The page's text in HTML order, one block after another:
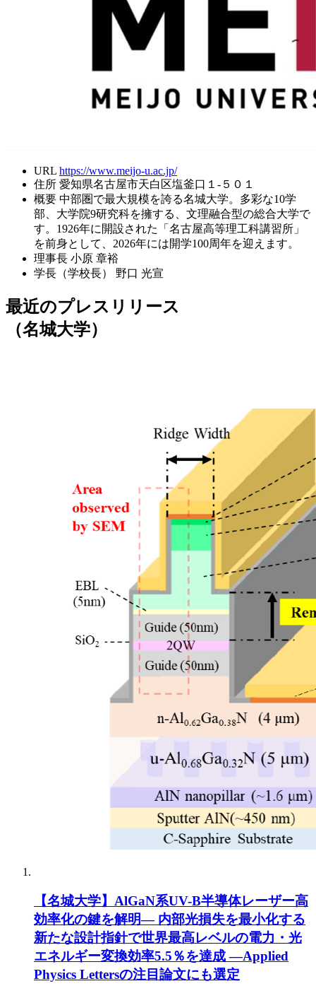
URL https://www.meijo-u.ac.jp/
住所 愛知県名古屋市天白区塩釜口１-５０１
概要 中部圏で最大規模を誇る名城大学。多彩な10学
部、大学院9研究科を擁する、文理融合型の総合大学で
す。1926年に開設された「名古屋高等理工科講習所」
を前身として、2026年には開学100周年を迎えます。
理事長 小原 章裕
学長（学校長）
野口 光宣
最近のプレスリリース
（名城大学）
【名城大学】AlGaN系UV-B半導体レーザー高
効率化の鍵を解明― 内部光損失を最小化する
新たな設計指針で世界最高レベルの電力・光
エネルギー変換効率5.5％を達成 ―Applied
Physics Lettersの注目論文にも選定